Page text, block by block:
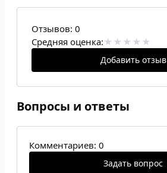
Отзывов: 0
Средняя оценка:
Добавить отзыв
Вопросы и ответы
Комментариев: 0
Задать вопрос